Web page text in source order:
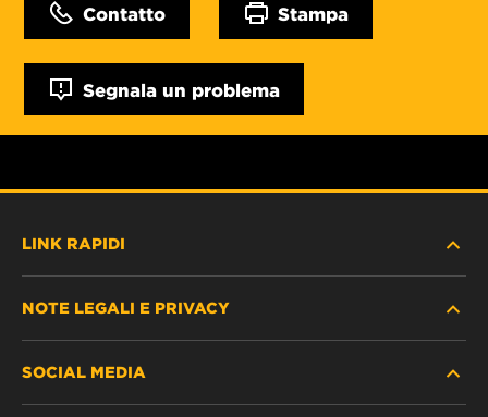
Contatto Stampa
Segnala un problema
LINK RAPIDI
DOVE ACQUISTARE
NOTE LEGALI E PRIVACY
SOCIAL MEDIA